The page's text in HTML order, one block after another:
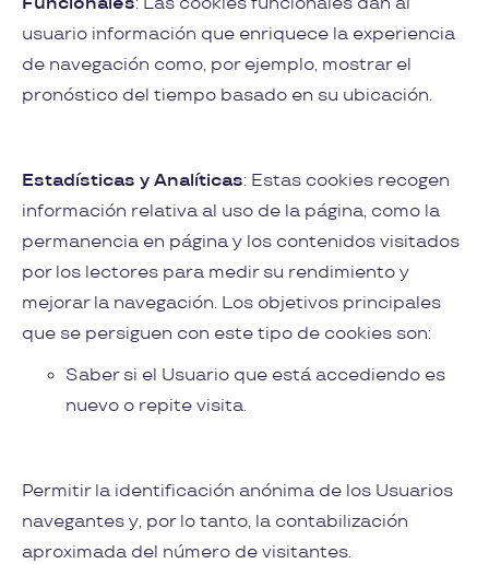
usuario información que enriquece la experiencia
de navegación como, por ejemplo, mostrar el
pronóstico del tiempo basado en su ubicación.
Estadísticas y Analíticas: Estas cookies recogen
información relativa al uso de la página, como la
permanencia en página y los contenidos visitados
por los lectores para medir su rendimiento y
mejorar la navegación. Los objetivos principales
que se persiguen con este tipo de cookies son:
Saber si el Usuario que está accediendo es
nuevo o repite visita.
Permitir la identificación anónima de los Usuarios
navegantes y, por lo tanto, la contabilización
aproximada del número de visitantes.